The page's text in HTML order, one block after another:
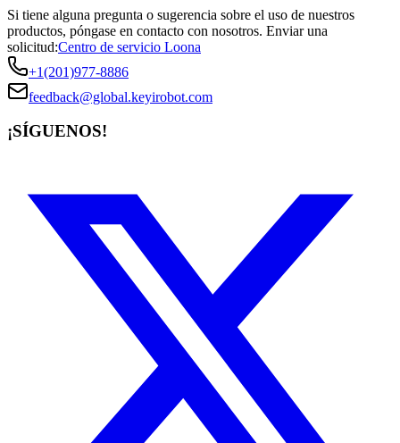
Si tiene alguna pregunta o sugerencia sobre el uso de nuestros
productos, póngase en contacto con nosotros. Enviar una
solicitud:Centro de servicio Loona
+1(201)977-8886
feedback@global.keyirobot.com
¡SÍGUENOS!